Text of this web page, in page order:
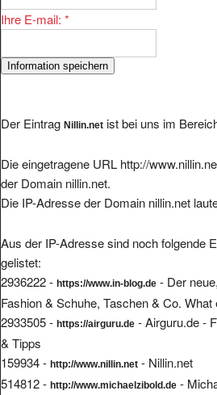
Ihre E-mail: *
Der Eintrag Nillin.net ist bei uns im
Die eingetragene URL http://
der Domain nillin.net.
Die IP-Adresse der Domain nillin.net
Aus der IP-Adresse sind noch folgende
gelistet:
2936222 - https://www.in-blog.de - Der
Fashion & Schuhe, Taschen & Co. What
2933505 - https://airguru.de - Airguru.de -
& Tipps
159934 - http://www.nillin.net - Nillin.net
514812 - http://www.michaelzibold.de -